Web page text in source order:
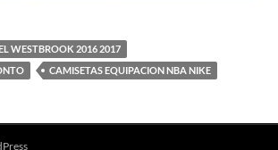
WESTBROOK 2016 2017
CAMISETAS EQUIPACION NBA NIKE